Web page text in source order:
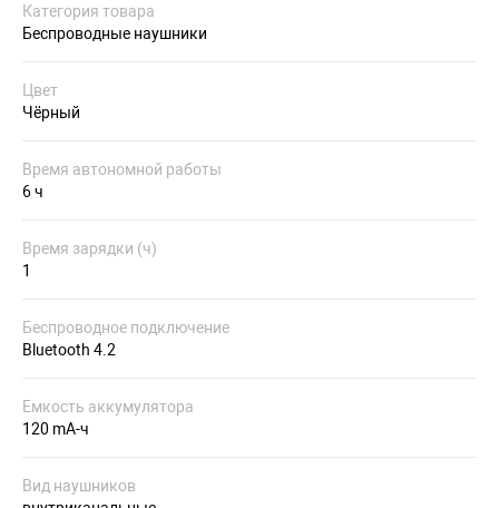
Категория товара
Беспроводные наушники
Цвет
Чёрный
Время автономной работы
6 ч
Время зарядки (ч)
1
Беспроводное подключение
Bluetooth 4.2
Емкость аккумулятора
120 mA-ч
Вид наушников